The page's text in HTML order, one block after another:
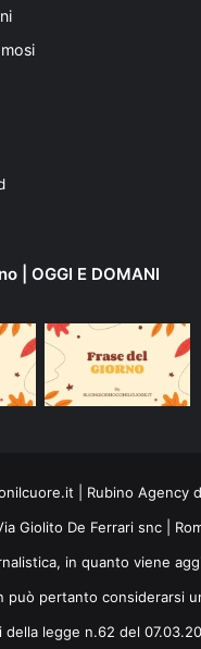
| OGGI E DOMANI
| Rubino Agency
Giolito De Ferrari snc |
in quanto viene
può pertanto considerarsi
della legge n.62 del